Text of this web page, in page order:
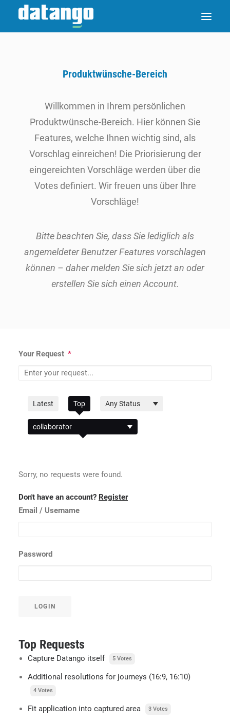
Produktwünsche-Bereich
Willkommen in Ihrem persönlichen
Produktwünsche-Bereich. Hier können Sie
Features, welche Ihnen wichtig sind, als
Vorschlag einreichen! Die Priorisierung der
eingereichten Vorschläge werden über die
Votes definiert. Wir freuen uns über Ihre
Vorschläge!
Bitte beachten Sie, dass Sie lediglich als
angemeldeter Benutzer Features vorschlagen
können – daher melden Sie sich jetzt an oder
erstellen Sie sich einen Account.
Your Request *
Latest Top
Filter
Filter
Sorry, no requests were found.
Don't have an account? Register
Email / Username
Password
LOGIN
Top Requests
Capture Datango itself 5 Votes
Additional resolutions for journeys (16:9, 16:10)
4 Votes
Fit application into captured area 3 Votes